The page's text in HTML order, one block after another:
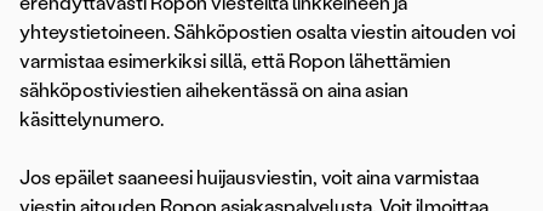
yhteystietoineen. Sähköpostien osalta viestin aitouden voi
varmistaa esimerkiksi sillä, että Ropon lähettämien
sähköpostiviestien aihekentässä on aina asian
käsittelynumero.
Jos epäilet saaneesi huijausviestin, voit aina varmistaa